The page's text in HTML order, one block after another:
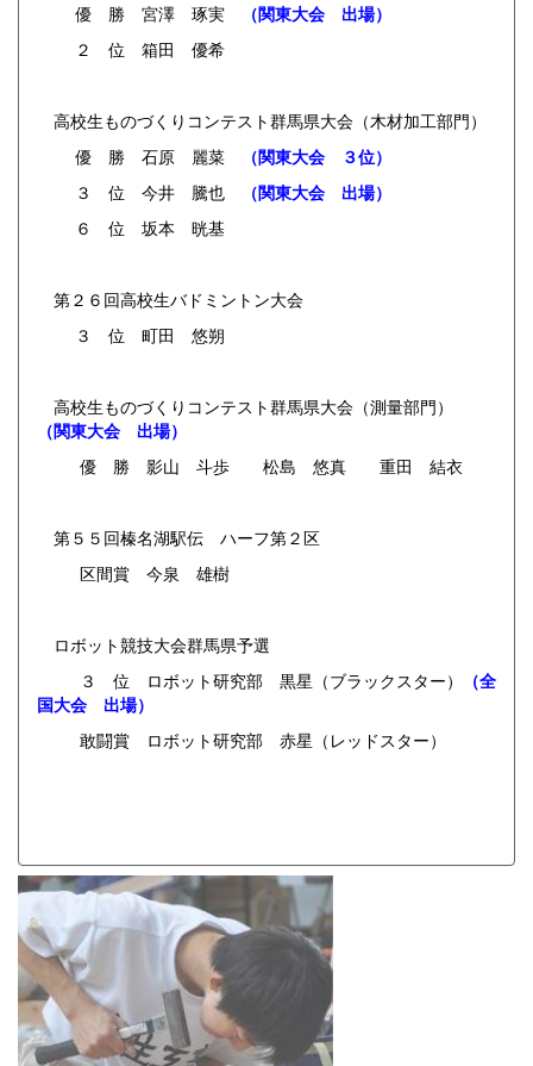
優 勝 宮澤 琢実 （関東大会 出場）
２ 位 箱田 優希
高校生ものづくりコンテスト群馬県大会（木材加工部門）
優 勝 石原 麗菜 （関東大会 ３位）
３ 位 今井 騰也 （関東大会 出場）
６ 位 坂本 晄基
第２６回高校生バドミントン大会
３ 位 町田 悠朔
高校生ものづくりコンテスト群馬県大会（測量部門）
（関東大会 出場）
優 勝 影山 斗歩 松島 悠真 重田 結衣
第５５回榛名湖駅伝 ハーフ第２区
区間賞 今泉 雄樹
ロボット競技大会群馬県予選
３ 位 ロボット研究部 黒星（ブラックスター）
（全
国大会 出場）
敢闘賞 ロボット研究部 赤星（レッドスター）